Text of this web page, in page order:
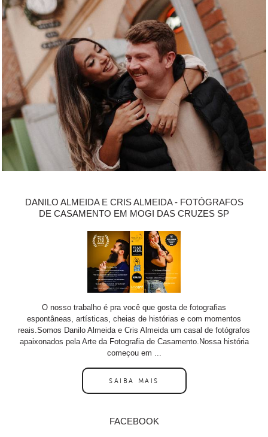
DANILO ALMEIDA E CRIS ALMEIDA - FOTÓGRAFOS
DE CASAMENTO EM MOGI DAS CRUZES SP
O nosso trabalho é pra você que gosta de fotografias
espontâneas, artísticas, cheias de histórias e com momentos
reais.Somos Danilo Almeida e Cris Almeida um casal de fotógrafos
apaixonados pela Arte da Fotografia de Casamento.Nossa história
começou em ...
SAIBA MAIS
FACEBOOK